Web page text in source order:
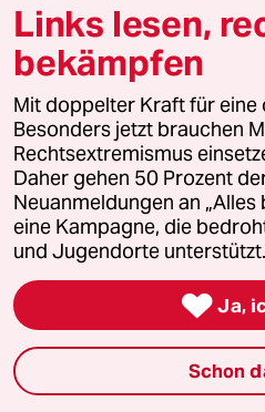
Demnächst
Vor Ort
Live im Stream
Vergangene
taz lab 2027
Mehr taz Lesestoff
Links lesen,
bekämpfen
Mit doppelter Kraft für eine
Besonders jetzt brauchen
Rechtsextremismus
Daher gehen 50 Prozent
Neuanmeldungen an
eine Kampagne, die
und Jugendorte
 Ja,
Schon